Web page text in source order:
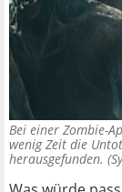
Bei einer Zombie-
wenig Zeit die
herausgefunden.